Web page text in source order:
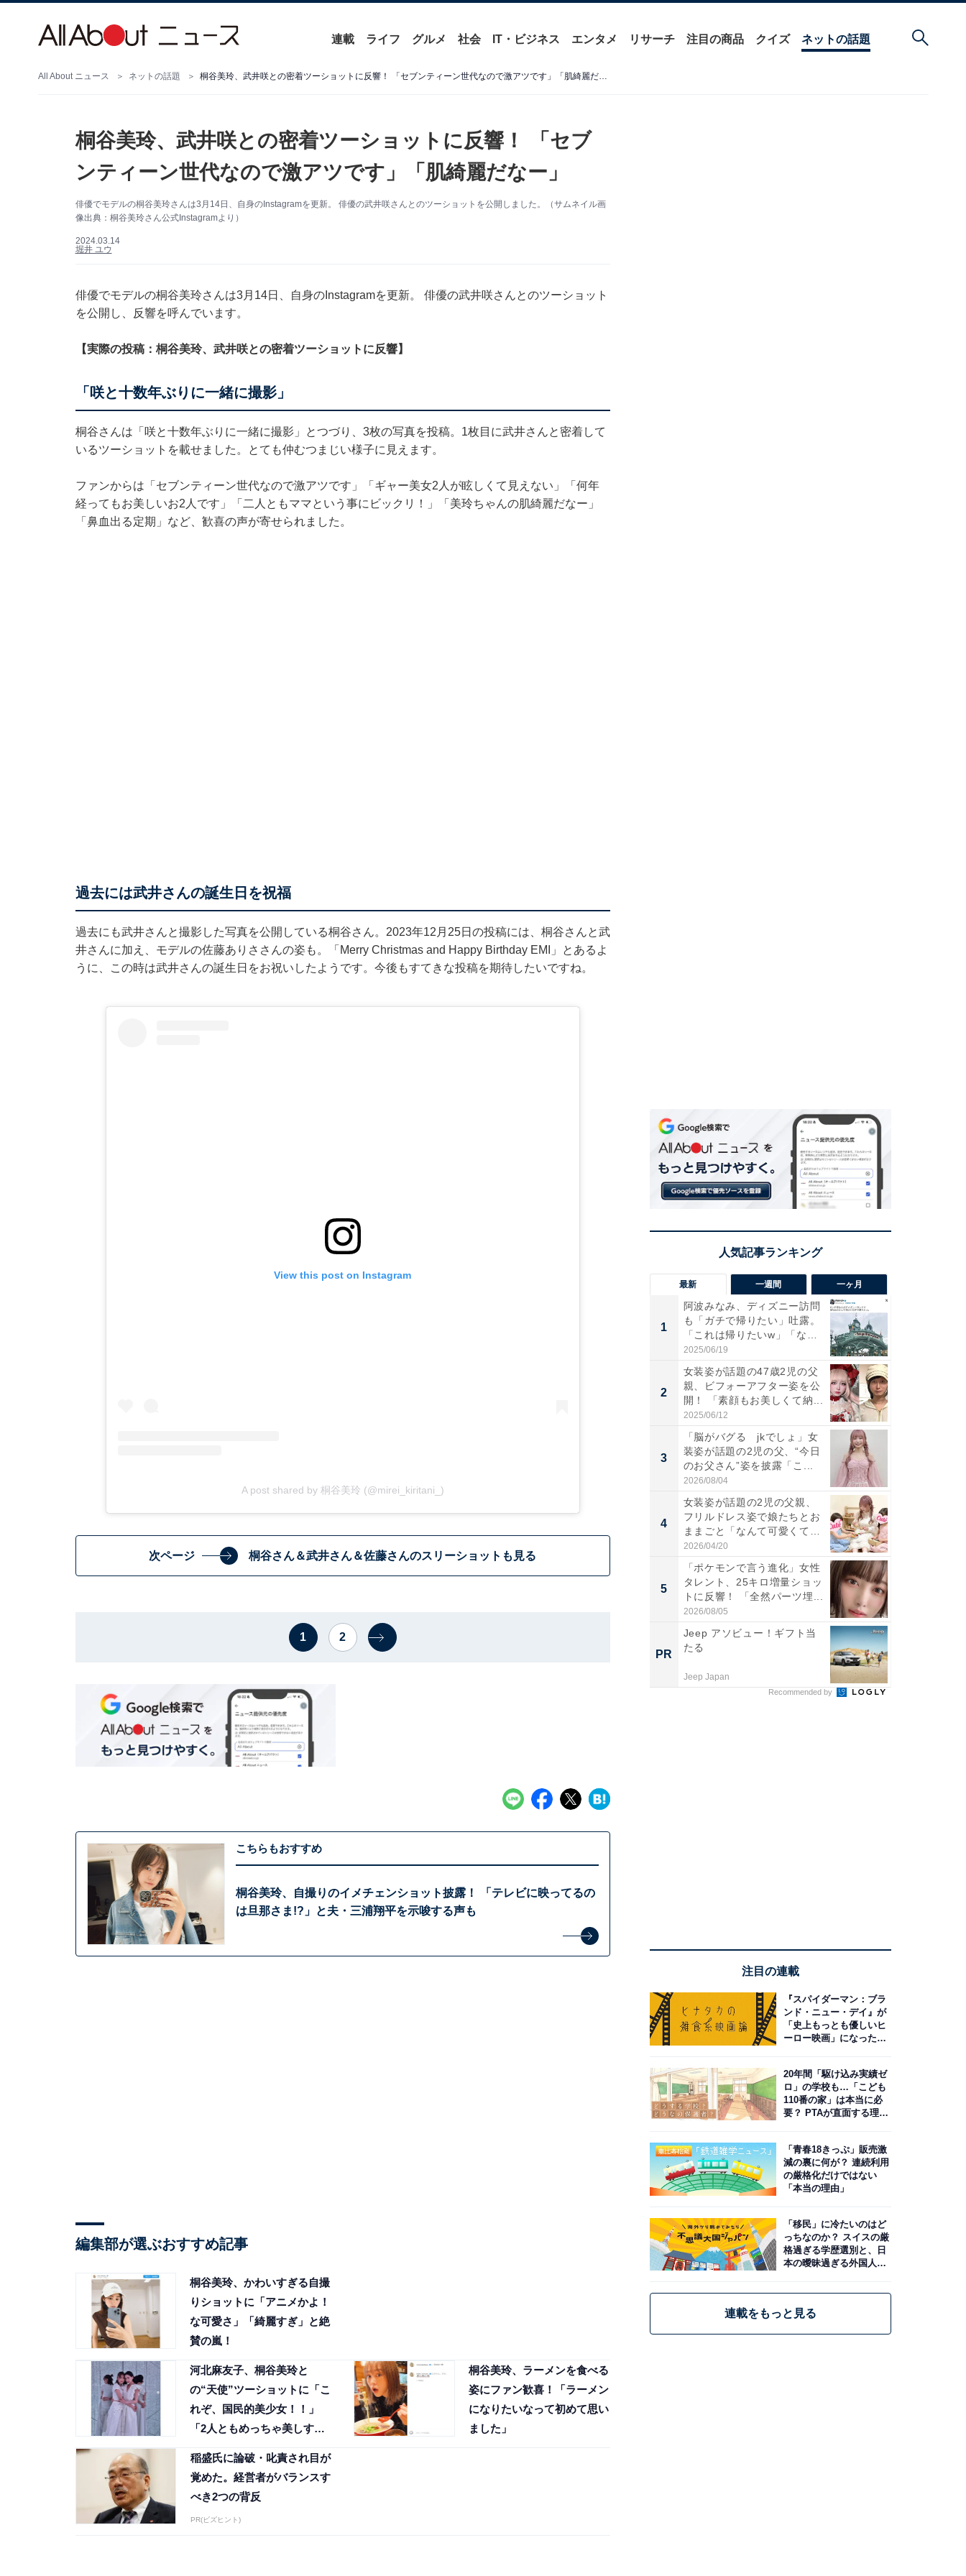
連載 ライフ グルメ 社会 IT・ビジネス エンタメ リサーチ 注目の商品 クイズ ネットの話題
All About ニュース ネットの話題 桐谷美玲、武井咲との密着ツーショットに反響！ 「セブンティーン世代なので激アツです」「肌綺麗だなー」
桐谷美玲、武井咲との密着ツーショットに反響！ 「セブ
ンティーン世代なので激アツです」「肌綺麗だなー」
俳優でモデルの桐谷美玲さんは3月14日、自身のInstagramを更新。 俳優の武井咲さんとのツーショットを公開しました。（サムネイル画
像出典：桐谷美玲さん公式Instagramより）
2024.03.14
堀井 ユウ
俳優でモデルの桐谷美玲さんは3月14日、自身のInstagramを更新。 俳優の武井咲さんとのツーショット
を公開し、反響を呼んでいます。
【実際の投稿：桐谷美玲、武井咲との密着ツーショットに反響】
「咲と十数年ぶりに一緒に撮影」
桐谷さんは「咲と十数年ぶりに一緒に撮影」とつづり、3枚の写真を投稿。1枚目に武井さんと密着して
いるツーショットを載せました。とても仲むつまじい様子に見えます。
ファンからは「セブンティーン世代なので激アツです」「ギャー美女2人が眩しくて見えない」「何年
経ってもお美しいお2人です」「二人ともママという事にビックリ！」「美玲ちゃんの肌綺麗だなー」
「鼻血出る定期」など、歓喜の声が寄せられました。
過去には武井さんの誕生日を祝福
過去にも武井さんと撮影した写真を公開している桐谷さん。2023年12月25日の投稿には、桐谷さんと武
井さんに加え、モデルの佐藤ありささんの姿も。「Merry Christmas and Happy Birthday EMI」とあるよ
うに、この時は武井さんの誕生日をお祝いしたようです。今後もすてきな投稿を期待したいですね。
View this post on Instagram
A post shared by 桐谷美玲 (@mirei_kiritani_)
次ページ 桐谷さん＆武井さん＆佐藤さんのスリーショットも見る
1 2
こちらもおすすめ
桐谷美玲、自撮りのイメチェンショット披露！ 「テレビに映ってるの
は旦那さま!?」と夫・三浦翔平を示唆する声も
編集部が選ぶおすすめ記事
桐谷美玲、かわいすぎる自撮
りショットに「アニメかよ！
な可愛さ」「綺麗すぎ」と絶
賛の嵐！
河北麻友子、桐谷美玲と
の“天使”ツーショットに「こ
れぞ、国民的美少女！！」
「2人ともめっちゃ美しすぎ
桐谷美玲、ラーメンを食べる
姿にファン歓喜！「ラーメン
になりたいなって初めて思い
ました」
稲盛氏に論破・叱責され目が
覚めた。経営者がバランスす
べき2つの背反
PR(ビズヒント)
最新 一週間 一ヶ月
1
阿波みなみ、ディズニー訪問
も「ガチで帰りたい」吐露。
「これは帰りたいw」「なん
ち...
2025/06/19
2
女装姿が話題の47歳2児の父
親、ビフォーアフター姿を公
開！ 「素顔もお美しくて納...
2025/06/12
3
「脳がバグる jkでしょ」女
装姿が話題の2児の父、“今日
のお父さん”姿を披露「こ...
2026/08/04
4
女装姿が話題の2児の父親、
フリルドレス姿で娘たちとお
ままごと「なんて可愛くて平
和...
2026/04/20
5
「ポケモンで言う進化」女性
タレント、25キロ増量ショッ
トに反響！ 「全然パーツ埋...
2026/08/05
PR
Jeep アソビュー！ギフト当
たる
Jeep Japan
Recommended by
注目の連載
『スパイダーマン：ブラ
ンド・ニュー・デイ』が
「史上もっとも優しいヒ
ーロー映画」になった理
20年間「駆け込み実績ゼ
ロ」の学校も…「こども
110番の家」は本当に必
要？ PTAが直面する理想
「青春18きっぷ」販売激
減の裏に何が？ 連続利用
の厳格化だけではない
「本当の理由」
「移民」に冷たいのはど
っちなのか？ スイスの厳
格過ぎる学歴選別と、日
本の曖昧過ぎる外国人政
連載をもっと見る